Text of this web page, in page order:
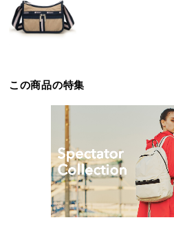
この商品の特集